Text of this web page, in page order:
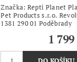
Značka: Repti Planet
Pet Products s.r.o.
1381 290 01 Poděbrady
1